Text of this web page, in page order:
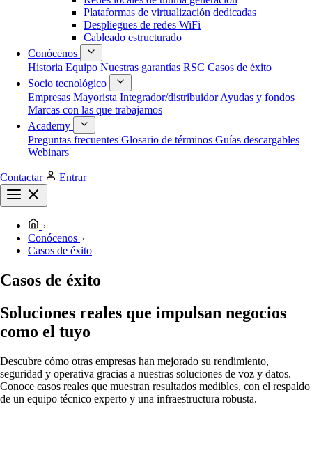
Plataformas de virtualización dedicadas
Despliegues de redes WiFi
Cableado estructurado
Conócenos
Historia Equipo Nuestras garantías RSC Casos de éxito
Socio tecnológico
Empresas Mayorista Integrador/distribuidorAyudas y fondos
Marcas con las que trabajamos
Academy
Preguntas frecuentes Glosario de términos Guías descargables
Webinars
Contactar Entrar
Conócenos
Casos de éxito
Casos de éxito
Soluciones reales que impulsan negocios
como el tuyo
Descubre cómo otras empresas han mejorado su rendimiento,
seguridad y operativa gracias a nuestras soluciones de voz y datos.
Conoce casos reales que muestran resultados medibles, con el respaldo
de un equipo técnico experto y una infraestructura robusta.